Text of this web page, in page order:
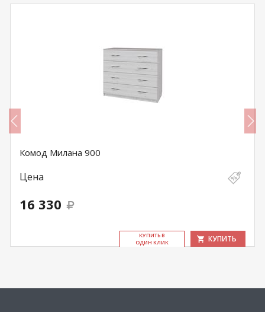
Комод Милана 900
Цена
16 330
КУ­ПИТЬ В
ОДИН КЛИК
КУПИТЬ